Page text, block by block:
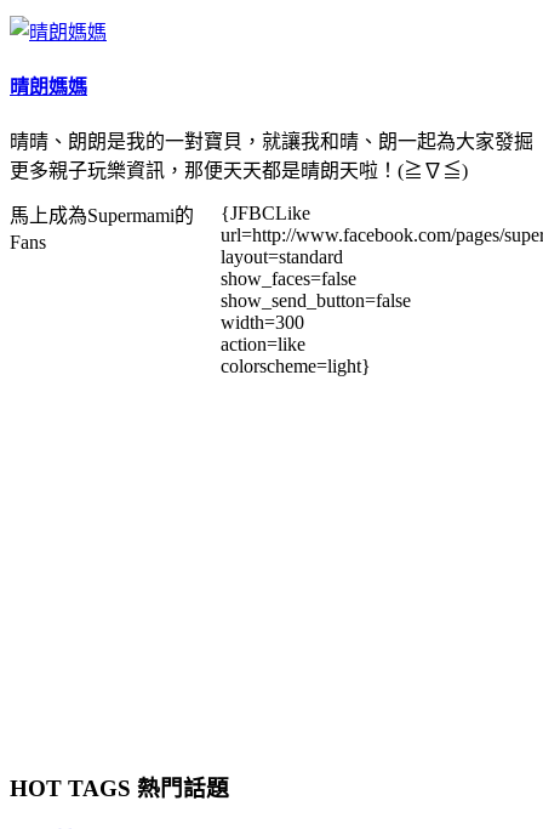
晴朗媽媽
晴晴、朗朗是我的一對寶貝，就讓我和晴、朗一起為大家發掘
更多親子玩樂資訊，那便天天都是晴朗天啦！(≧∇≦)
馬上成為Supermami的
Fans
{JFBCLike
url=http://www.facebook.com/pages/
layout=standard
show_faces=false
show_send_button=false
width=300
action=like
colorscheme=light}
HOT TAGS 熱門話題